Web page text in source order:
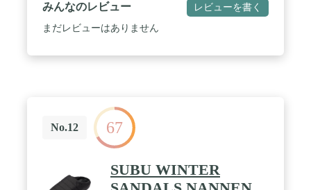
みんなのレビュー レビューを書く
まだレビューはありません
No.12 67
SUBU WINTER